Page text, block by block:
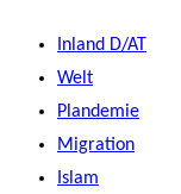
Inland D/AT
Welt
Plandemie
Migration
Islam